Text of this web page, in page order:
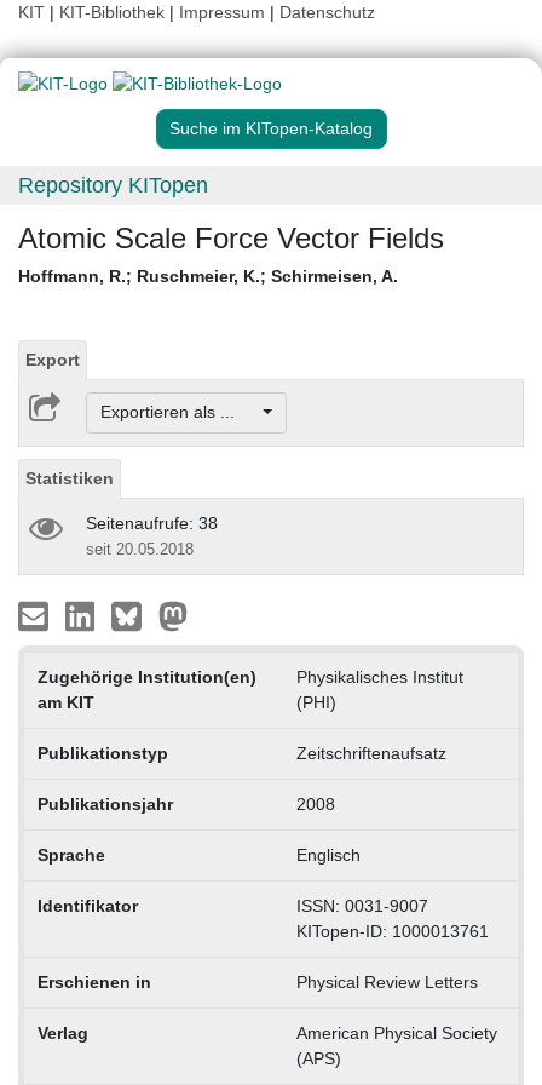
KIT | KIT-Bibliothek | Impressum | Datenschutz
Suche im KITopen-Katalog
Repository KITopen
Atomic Scale Force Vector Fields
Hoffmann, R.; Ruschmeier, K.; Schirmeisen, A.
Export
Exportieren als ...
Statistiken
Seitenaufrufe: 38
seit 20.05.2018
Zugehörige Institution(en)
am KIT
Physikalisches Institut
(PHI)
Publikationstyp Zeitschriftenaufsatz
Publikationsjahr 2008
Sprache Englisch
Identifikator
ISSN: 0031-9007
KITopen-ID: 1000013761
Erschienen in Physical Review Letters
Verlag
American Physical Society
(APS)